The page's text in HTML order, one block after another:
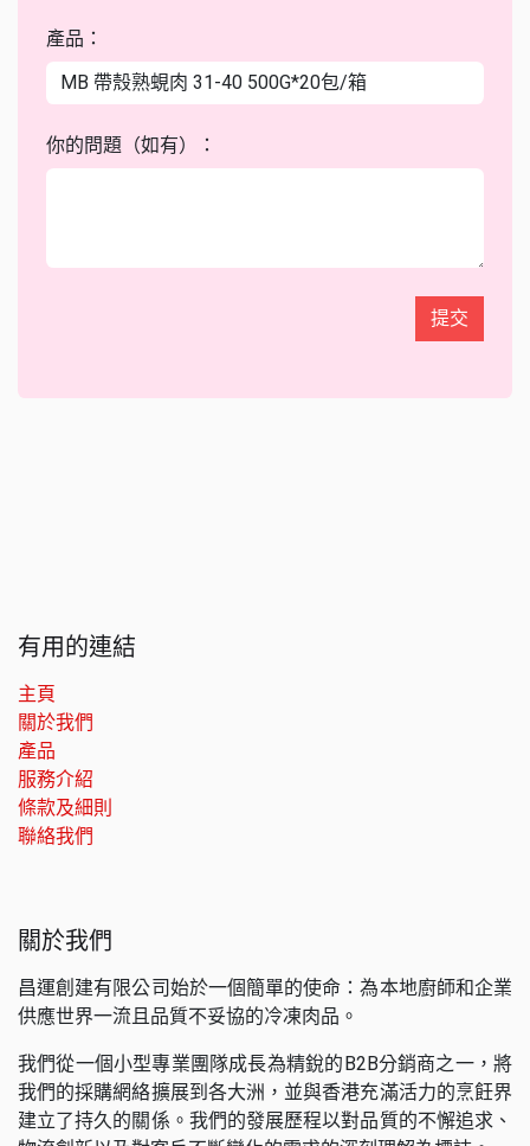
產品：
你的問題（如有）：
提交
有用的連結
主頁
關於我們
產品
服務介紹
條款及細則
聯絡我們
關於我們
昌運創建有限公司始於一個簡單的使命：為本地廚師和企業
供應世界一流且品質不妥協的冷凍肉品。
我們從一個小型專業團隊成長為精銳的B2B分銷商之一，將
我們的採購網絡擴展到各大洲，並與香港充滿活力的烹飪界
建立了持久的關係。我們的發展歷程以對品質的不懈追求、